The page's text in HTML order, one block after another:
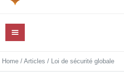
Home / Articles / Loi de sécurité globale